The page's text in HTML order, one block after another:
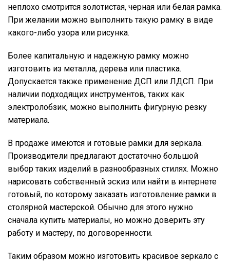
неплохо смотрится золотистая, черная или белая рамка.
При желании можно выполнить такую рамку в виде
какого-либо узора или рисунка.
Более капитальную и надежную рамку можно
изготовить из металла, дерева или пластика.
Допускается также применение ДСП или ЛДСП. При
наличии подходящих инструментов, таких как
электролобзик, можно выполнить фигурную резку
материала.
В продаже имеются и готовые рамки для зеркала.
Производители предлагают достаточно большой
выбор таких изделий в разнообразных стилях. Можно
нарисовать собственный эскиз или найти в интернете
готовый, по которому заказать изготовление рамки в
столярной мастерской. Обычно для этого нужно
сначала купить материалы, но можно доверить эту
работу и мастеру, по договоренности.
Таким образом можно изготовить красивое зеркало с